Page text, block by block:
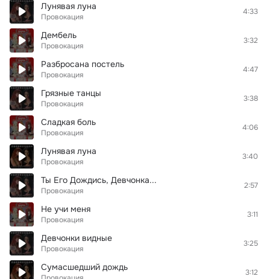
Лунявая луна
Провокация
4:33
Дембель
Провокация
3:32
Разбросана постель
Провокация
4:47
Грязные танцы
Провокация
3:38
Сладкая боль
Провокация
4:06
Лунявая луна
Провокация
3:40
Ты Его Дождись, Девчонка...
Провокация
2:57
Не учи меня
Провокация
3:11
Девчонки видные
Провокация
3:25
Сумасшедший дождь 3:12